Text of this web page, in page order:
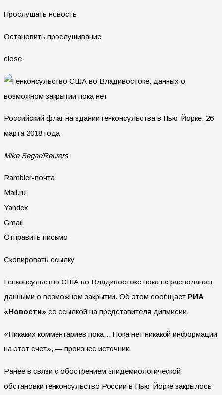
Прослушать новость
Остановить прослушивание
close
Российский флаг на здании генконсульства в Нью-Йорке, 26
марта 2018 года
Mike Segar/Reuters
Rambler-почта
Mail.ru
Yandex
Gmail
Отправить письмо
Скопировать ссылку
Генконсульство США во Владивостоке пока не располагает
данными о возможном закрытии. Об этом сообщает РИА
«Новости» со ссылкой на представителя дипмисии.
«Никаких комментариев пока… Пока нет никакой информации
на этот счет», — произнес источник.
Ранее в связи с обострением эпидемиологической
обстановки генконсульство России в Нью-Йорке закрылось